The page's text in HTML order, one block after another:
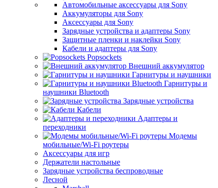
Автомобильные аксессуары для Sony
Аккумуляторы для Sony
Аксессуары для Sony
Зарядные устройства и адаптеры Sony
Защитные пленки и наклейки Sony
Кабели и адаптеры для Sony
Popsockets
Внешний аккумулятор
Гарнитуры и наушники
Гарнитуры и
наушники Bluetooth
Зарядные устройства
Кабели
Адаптеры и
переходники
Модемы
мобильные/Wi-Fi роутеры
Аксессуары для игр
Держатели настольные
Зарядные устройства беспроводные
Лесной